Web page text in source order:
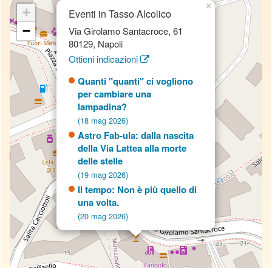
Eventi in Tasso Alcolico
Via Girolamo Santacroce, 61
80129, Napoli
Ottieni indicazioni
Quanti "quanti" ci vogliono
per cambiare una
lampadina?
(18 mag 2026)
Astro Fab-ula: dalla nascita
della Via Lattea alla morte
delle stelle
(19 mag 2026)
Il tempo: Non è più quello di
una volta.
(20 mag 2026)
×
+
−